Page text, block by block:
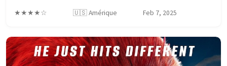
film. The One Hedgehog Annoncé dans l...
★★★★☆ 🇺🇸 Amérique Feb 7, 2025